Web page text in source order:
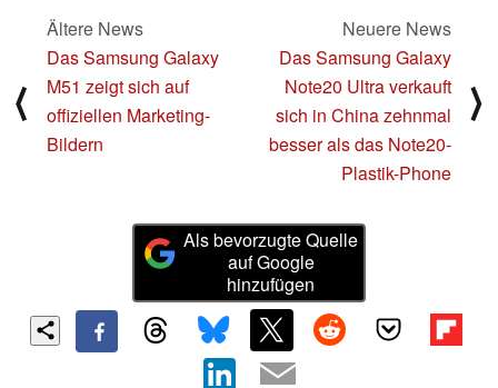
⟨
Ältere News
Das Samsung Galaxy
M51 zeigt sich auf
offiziellen Marketing-
Bildern
Neuere News
Das Samsung Galaxy
Note20 Ultra verkauft
sich in China zehnmal
besser als das Note20-
Plastik-Phone
⟩
Als bevorzugte Quelle
auf Google
hinzufügen